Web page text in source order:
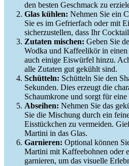
den besten Geschmack zu
Glas kühlen: Nehmen Sie ein
Sie es im Gefrierfach oder mit
sicherzustellen, dass Ihr
Zutaten mischen: Geben Sie
Wodka und Kaffeelikör in einen
auch einige Eiswürfel hinzu.
alle Zutaten gut gekühlt sind.
Schütteln: Schütteln Sie den
Sekunden. Dies erzeugt die
Schaumkrone und sorgt für
Abseihen: Nehmen Sie das
Sie die Mischung durch ein
Eisstückchen zu vermeiden.
Martini in das Glas.
Garnieren: Optional können
Martini mit Kaffeebohnen oder
garnieren, um das visuelle